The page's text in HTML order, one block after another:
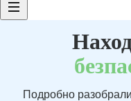
без
Подробно